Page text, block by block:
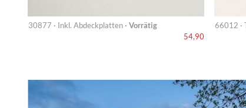
30877 · Inkl. Abdeckplatten · Vorrätig
54,90
66012 ·